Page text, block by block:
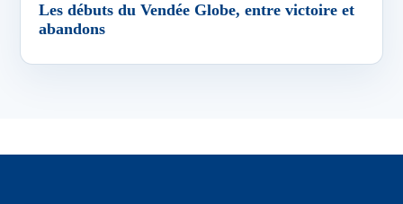
Les débuts du Vendée Globe, entre victoire et
abandons